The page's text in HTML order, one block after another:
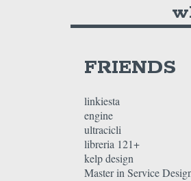
FRIENDS
linkiesta
engine
ultracicli
libreria 121+
kelp design
Master in Service